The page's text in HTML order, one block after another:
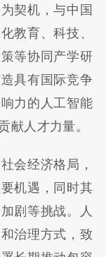
契机，与中国
教育、科技、
等协同产学研
具有国际竞争
力的人工智能
献人才力量。
会经济格局，
机遇，同时其
剧等挑战。人
治理方式，致